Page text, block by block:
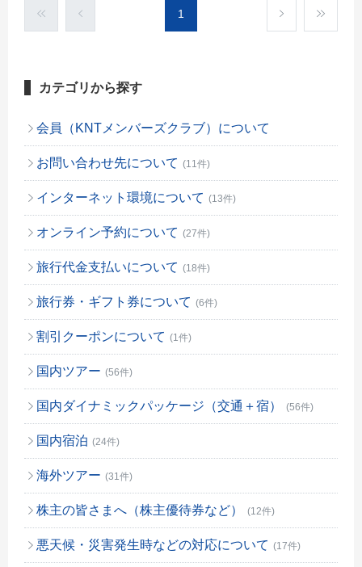
1
カテゴリから探す
会員（KNTメンバーズクラブ）について
お問い合わせ先について (11件)
インターネット環境について (13件)
オンライン予約について (27件)
旅行代金支払いについて (18件)
旅行券・ギフト券について (6件)
割引クーポンについて (1件)
国内ツアー (56件)
国内ダイナミックパッケージ（交通＋宿） (56件)
国内宿泊 (24件)
海外ツアー (31件)
株主の皆さまへ（株主優待券など） (12件)
悪天候・災害発生時などの対応について (17件)